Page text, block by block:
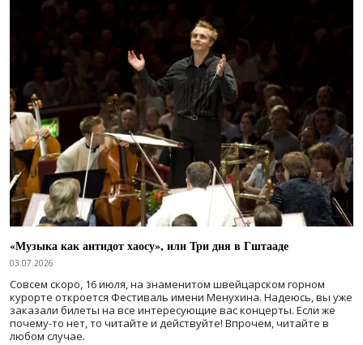
«Музыка как антидот хаосу», или Три дня в Гштааде
03.07.2026
Совсем скоро, 16 июля, на знаменитом швейцарском горном
курорте откроется Фестиваль имени Менухина. Надеюсь, вы уже
заказали билеты на все интересующие вас концерты. Если же
почему-то нет, то читайте и действуйте! Впрочем, читайте в
любом случае.